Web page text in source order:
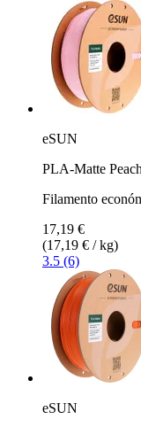
eSUN
PLA-Matte
Filamento
17,19 €
(17,19 € / kg)
3.5 (6)
eSUN